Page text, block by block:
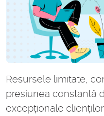
Resursele limitate,
presiunea constantă
excepționale